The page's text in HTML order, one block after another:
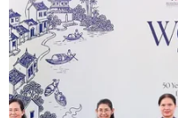
thử tên lửa, cũng
chiến dịch quân sự
Có thể thấy mặc dù
lớn trong cuộc bầu